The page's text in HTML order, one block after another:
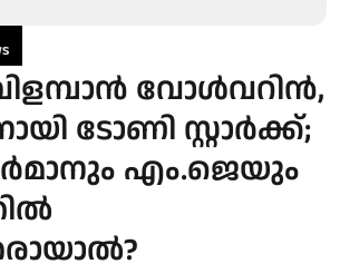
വോൾവറിൻ,
ടോണി സ്റ്റാർക്ക്;
എം.ജെയും